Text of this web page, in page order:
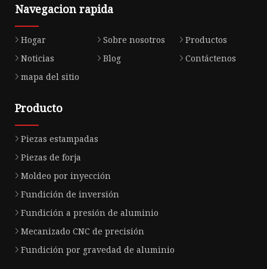
Navegacion rapida
Hogar Sobre nosotros
Productos
Noticias
Blog
Contáctenos
mapa del sitio
Producto
Piezas estampadas
Piezas de forja
Moldeo por inyección
Fundición de inversión
Fundición a presión de aluminio
Mecanizado CNC de precisión
Fundición por gravedad de aluminio